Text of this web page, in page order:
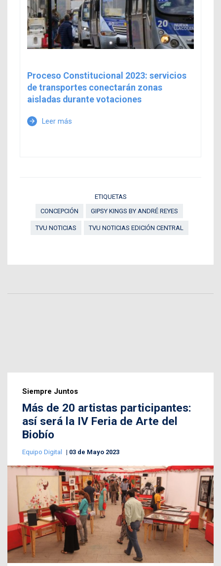
Proceso Constitucional 2023: servicios
de transportes conectarán zonas
aisladas durante votaciones
arrow_forward Leer más
ETIQUETAS
CONCEPCIÓN
GIPSY KINGS BY ANDRÉ REYES
TVU NOTICIAS TVU NOTICIAS EDICIÓN CENTRAL
Siempre Juntos
Más de 20 artistas participantes:
así será la IV Feria de Arte del
Biobío
Equipo Digital 03 de Mayo 2023